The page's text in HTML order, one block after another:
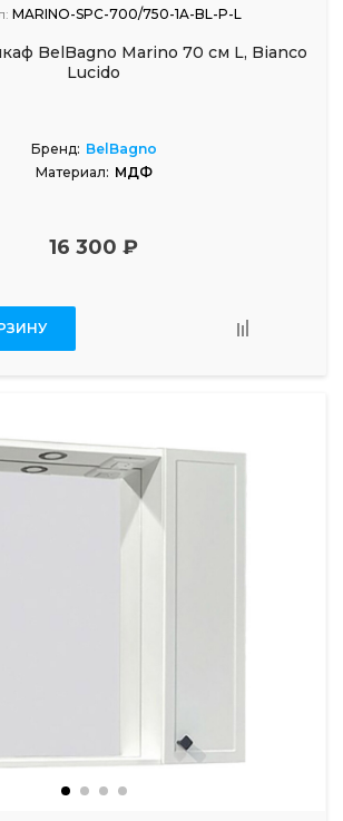
MARINO-SPC-700/750-1A-BL-P-L
BelBagno Marino 70 см L, Bianco
Lucido
Бренд: BelBagno
Материал: МДФ
16 300 ₽